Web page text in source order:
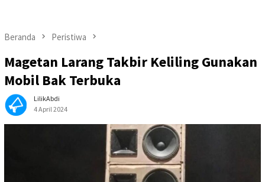
Beranda Peristiwa
Magetan Larang Takbir Keliling Gunakan
Mobil Bak Terbuka
LilikAbdi
4 April 2024